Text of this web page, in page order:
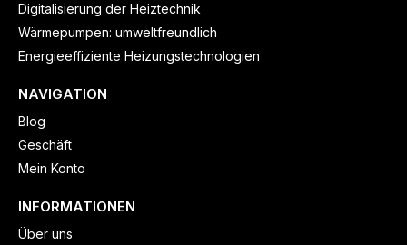
Digitalisierung der Heiztechnik
Wärmepumpen: umweltfreundlich
Energieeffiziente Heizungstechnologien
NAVIGATION
Blog
Geschäft
Mein Konto
INFORMATIONEN
Über uns